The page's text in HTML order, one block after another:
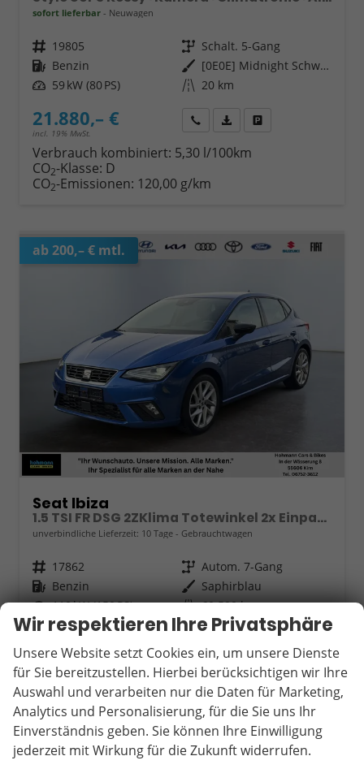
sofort lieferbar Neuwagen
Fahrzeugnr. 19805 Getriebe Schalt. 5-Gang
Kraftstoff Benzin Außenfarbe
[0E0E] Midnight Schwarz Metallic
Leistung 59 kW (80 PS) Kilometerstand 20 km
21.880,– €
incl. 19% MwSt.
Wir rufen Sie anFahrzeugexposé (PDF)
Verbrauch kombiniert: 5,30 l/100km
CO2-Klasse: D
CO2-Emissionen: 120,00 g/km
ab 200,– € mtl.
Seat Ibiza
1.5 TSI FR DSG 2ZKlima Totewinkel 2x Einparkhilfe Kamera Sitzheizung 5J Garantie
unverbindliche Lieferzeit: 10 Tage Gebrauchtwagen
Fahrzeugnr. 17862 Getriebe Autom. 7-Gang
Kraftstoff Benzin Außenfarbe Saphirblau
Leistung 110 kW (150 PS) Kilometerstand 60.590 km
04.03.2025
21.890,– €
incl. 19% MwSt.
Wir rufen Sie an
Fahrzeugexposé (PDF)
Fahrzeug parken
Verbrauch kombiniert:5,60 l/100km
ab 204,– € mtl.
Wir respektieren Ihre Privatsphäre
Unsere Website setzt Cookies ein, um unsere Dienste
für Sie bereitzustellen. Hierbei berücksichtigen wir Ihre
Auswahl und verarbeiten nur die Daten für Marketing,
Analytics und Personalisierung, für die Sie uns Ihr
Einverständnis geben. Sie können Ihre Einwilligung
jederzeit mit Wirkung für die Zukunft widerrufen.